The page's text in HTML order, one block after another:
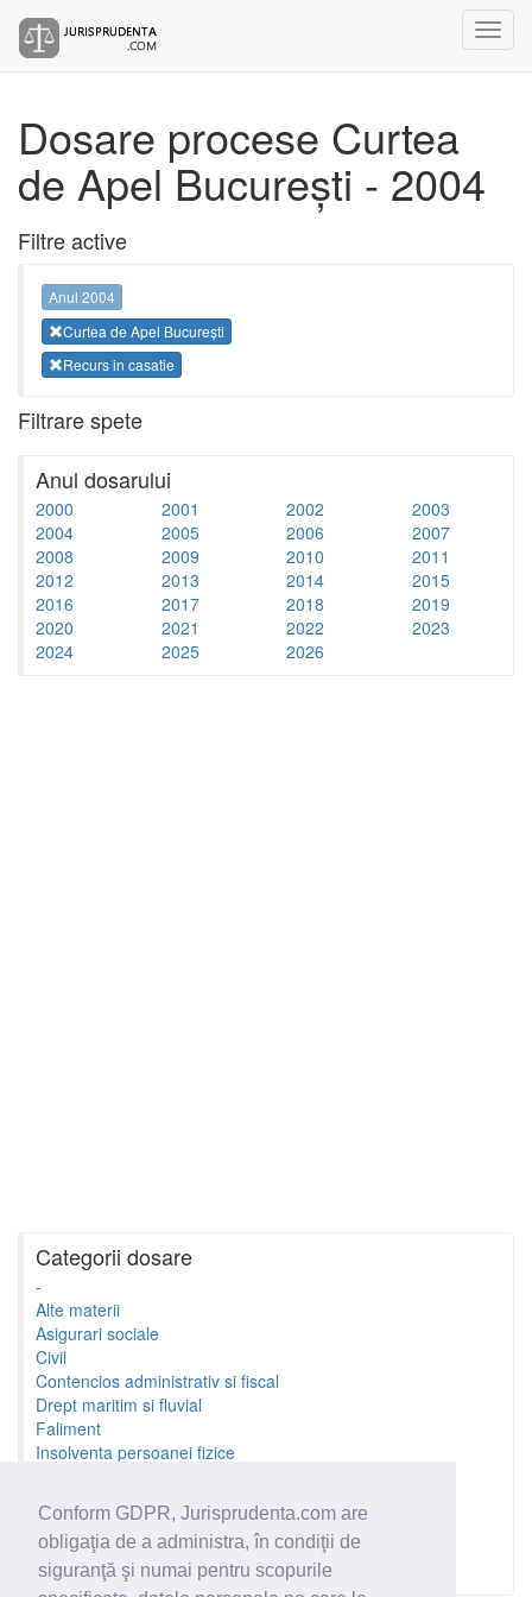
Conform GDPR, Jurisprudenta.com are
obligaţia de a administra, în condiţii de
siguranţă şi numai pentru scopurile
Dosare procese Curtea
de Apel București - 2004
Filtre active
Anul 2004
Curtea de Apel București
Recurs in casatie
Filtrare spete
Anul dosarului
2000 2001 2002
2003
2004
2005 2006
2007
2008
2009 2010
2011
2012
2013 2014
2015
2016
2017 2018
2019
2020
2021 2022
2023
2024
2025 2026
Categorii dosare
-
Alte materii
Asigurari sociale
Civil
Contencios administrativ si fiscal
Drept maritim si fluvial
Faliment
Insolventa persoanei fizice
Minori si familie
Penal
Proprietate Intelectuala